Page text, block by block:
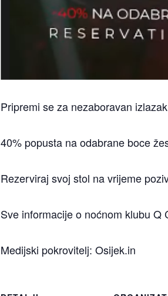
Pripremi se za nezaboravan
40% popusta na odabrane boce
Rezerviraj svoj stol na vrijeme
Sve informacije o noćnom klubu Q
Medijski pokrovitelj: Osijek.in